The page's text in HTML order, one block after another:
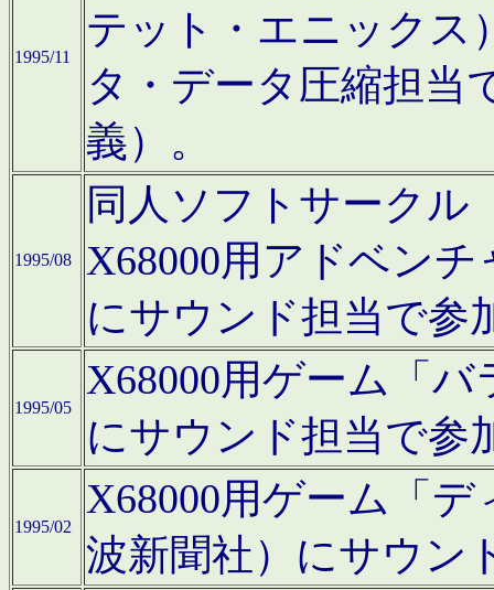
1995/11
テット・エニックス
タ・データ圧縮担当
義）。
1995/08
同人ソフトサークル
X68000用アドベン
にサウンド担当で参
1995/05
X68000用ゲーム「
にサウンド担当で参
1995/02
X68000用ゲーム「
波新聞社）にサウン